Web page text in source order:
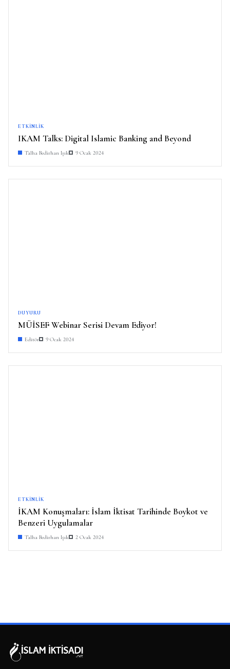
ETKINLIK
IKAM Talks: Digital Islamic Banking and Beyond
Talha Bedirhan Işık 9 Ocak 2024
DUYURU
MÜİSEF Webinar Serisi Devam Ediyor!
Editör 9 Ocak 2024
ETKINLIK
İKAM Konuşmaları: İslam İktisat Tarihinde Boykot ve
Benzeri Uygulamalar
Talha Bedirhan Işık 2 Ocak 2024